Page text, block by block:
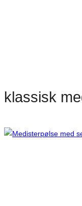
klassisk